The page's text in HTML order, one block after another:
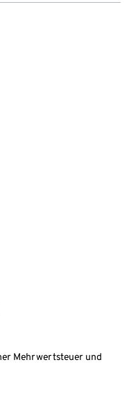
Mehrwertsteuer und